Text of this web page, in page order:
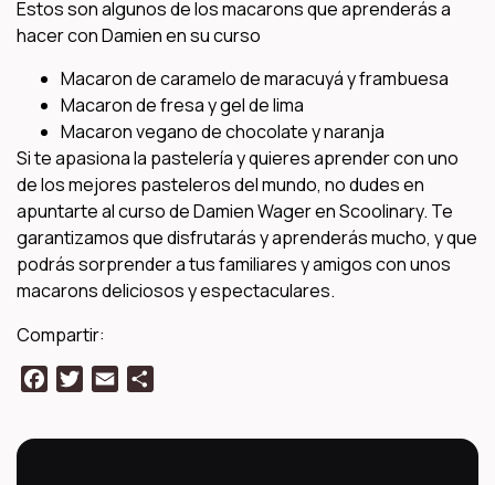
Estos son algunos de los macarons que aprenderás a
hacer con Damien en su curso
Macaron de caramelo de maracuyá y frambuesa
Macaron de fresa y gel de lima
Macaron vegano de chocolate y naranja
Si te apasiona la pastelería y quieres aprender con uno
de los mejores pasteleros del mundo, no dudes en
apuntarte al curso de Damien Wager en Scoolinary. Te
garantizamos que disfrutarás y aprenderás mucho, y que
podrás sorprender a tus familiares y amigos con unos
macarons deliciosos y espectaculares.
Compartir:
FacebookTwitter
Email